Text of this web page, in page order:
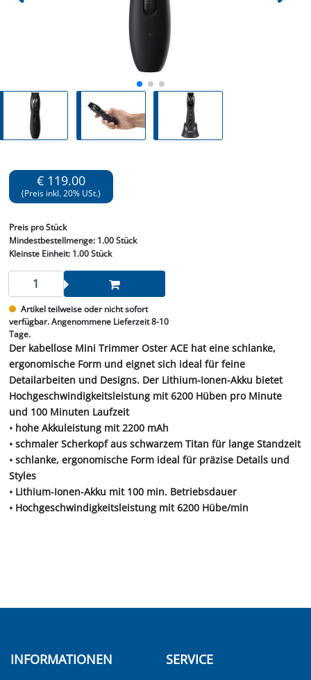
€ 119.00
(Preis inkl. 20% USt.)
Preis pro Stück
Mindestbestellmenge: 1.00 Stück
Kleinste Einheit:1.00 Stück
Artikel teilweise oder nicht sofort
verfügbar. Angenommene Lieferzeit 8-10
Tage.
Der kabellose Mini Trimmer Oster ACE hat eine schlanke,
ergonomische Form und eignet sich ideal für feine
Detailarbeiten und Designs. Der Lithium-Ionen-Akku bietet
Hochgeschwindigkeitsleistung mit 6200 Hüben pro Minute
und 100 Minuten Laufzeit
• hohe Akkuleistung mit 2200 mAh
• schmaler Scherkopf aus schwarzem Titan für lange Standzeit
• schlanke, ergonomische Form ideal für präzise Details und
Styles
• Lithium-Ionen-Akku mit 100 min. Betriebsdauer
• Hochgeschwindigkeitsleistung mit 6200 Hübe/min
INFORMATIONEN SERVICE